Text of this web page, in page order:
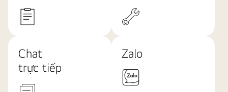
Chat
trực tiếp
Zalo